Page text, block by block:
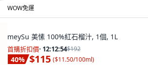
WOW免運
meySu 美愫 100%紅石榴汁, 1個, 1L
首購折扣價· 12:12:53$192
40% $115 ($11.50/100ml)